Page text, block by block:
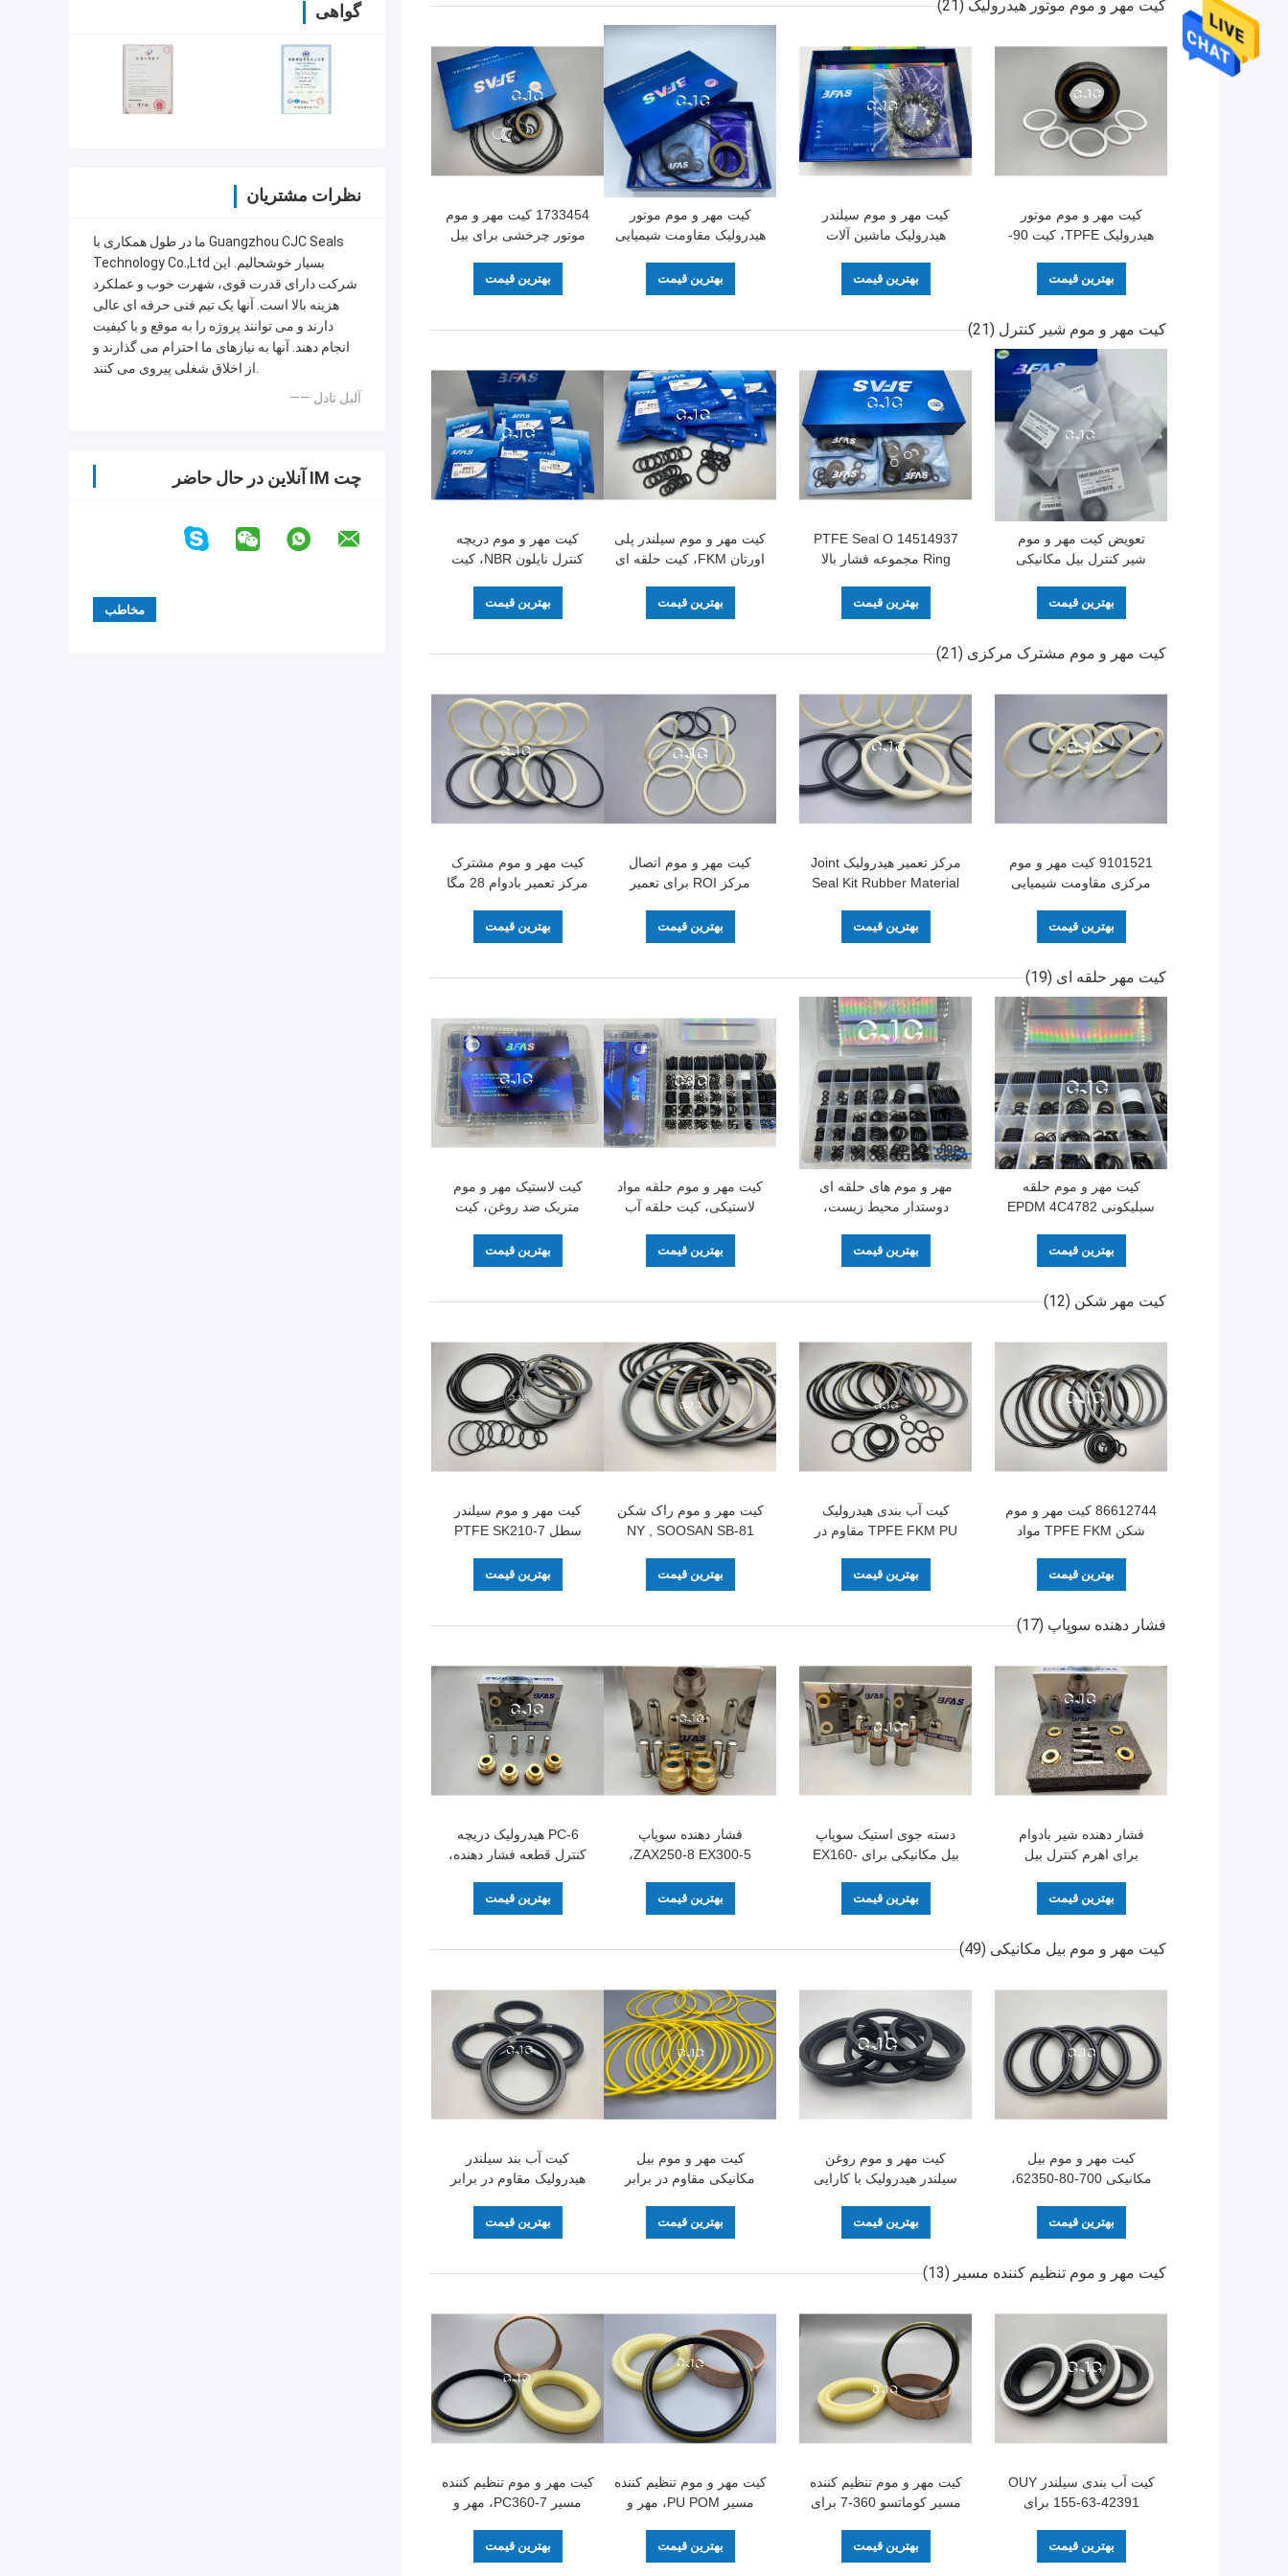
گواهی
نظرات مشتریان
ما در طول همکاری با Guangzhou CJC Seals
Technology Co.,Ltd بسیار خوشحالیم. این
شرکت دارای قدرت قوی، شهرت خوب و عملکرد
هزینه بالا است. آنها یک تیم فنی حرفه ای عالی
دارند و می توانند پروژه را به موقع و با کیفیت
انجام دهند. آنها به نیازهای ما احترام می گذارند و
از اخلاق شغلی پیروی می کنند.
—— آلبل تادل
چت IM آنلاین در حال حاضر
کیت مهر و موم موتور هیدرولیک (21)
کیت مهر و موم موتور
هیدرولیک TPFE، کیت 90-
بهترین قیمت
کیت مهر و موم سیلندر
هیدرولیک ماشین آلات
متر با مقاومت در برابر
حرارت روغن
بهترین قیمت
کیت مهر و موم موتور
هیدرولیک مقاومت شیمیایی
مکانیکی کوماتسو
بهترین قیمت
1733454 کیت مهر و موم
موتور چرخشی برای بیل
500 میلی متر
بهترین قیمت
کیت مهر و موم شیر کنترل (21)
تعویض کیت مهر و موم
شیر کنترل بیل مکانیکی
بهترین قیمت
14514937 PTFE Seal O
Ring مجموعه فشار بالا
بهترین قیمت
کیت مهر و موم سیلندر پلی
اورتان FKM، کیت حلقه ای
CAT 336D PC400-5
بهترین قیمت
کیت مهر و موم دریچه
کنترل نایلون NBR، کیت
CAT336D PC80-1
بهترین قیمت
کیت مهر و موم مشترک مرکزی (21)
9101521 کیت مهر و موم
مرکزی مقاومت شیمیایی
بهترین قیمت
مرکز تعمیر هیدرولیک Joint
Seal Kit Rubber Material
بهترین قیمت
کیت مهر و موم اتصال
مرکز ROI برای تعمیر
SK210-8SK210-8
بهترین قیمت
کیت مهر و موم مشترک
مرکز تعمیر بادوام 28 مگا
هیدرولیک SK100-3
بهترین قیمت
کیت مهر حلقه ای (19)
کیت مهر و موم حلقه
سیلیکونی EPDM 4C4782
برابر گرد و غبار روغن
بهترین قیمت
مهر و موم های حلقه ای
دوستدار محیط زیست،
3×OD 6MM تا ID 44×OD
51. 4MM
بهترین قیمت
کیت مهر و موم حلقه مواد
لاستیکی، کیت حلقه آب
Excavator
بهترین قیمت
کیت لاستیک مهر و موم
متریک ضد روغن، کیت
NBR با دقت بالا
بهترین قیمت
کیت مهر شکن (12)
86612744 کیت مهر و موم
شکن TPFE FKM مواد
بهترین قیمت
کیت آب بندی هیدرولیک
TPFE FKM PU مقاوم در
مکانیکی SOOSAN SB-81بهترین قیمت
کیت مهر و موم راک شکن
NY , SOOSAN SB-81
POM IRON
بهترین قیمت
کیت مهر و موم سیلندر
سطل PTFE SK210-7
مکانیکی SOOSAN SB-81بهترین قیمت
فشار دهنده سوپاپ (17)
فشار دهنده شیر بادوام
برای اهرم کنترل بیل
بهترین قیمت
دسته جوی استیک سوپاپ
بیل مکانیکی برای EX160-
بهترین قیمت
فشار دهنده سوپاپ
ZAX250-8 EX300-5،
هیدرولیک R-7
بهترین قیمت
PC-6 هیدرولیک دریچه
کنترل قطعه فشار دهنده،
فولادی برای دسته
بهترین قیمت
کیت مهر و موم بیل مکانیکی (49)
کیت مهر و موم بیل
مکانیکی 700-80-62350،
O مواد FKM
بهترین قیمت
کیت مهر و موم روغن
سیلندر هیدرولیک با کارایی
ساحل 40MPa
بهترین قیمت
کیت مهر و موم بیل
مکانیکی مقاوم در برابر
قطر 135X3mm
بهترین قیمت
کیت آب بند سیلندر
هیدرولیک مقاوم در برابر
11180 مواد PTFE NBRبهترین قیمت
کیت مهر و موم تنظیم کننده مسیر (13)
کیت آب بندی سیلندر OUY
155-63-42391 برای
مکانیکی EC210B
بهترین قیمت
کیت مهر و موم تنظیم کننده
مسیر کوماتسو 360-7 برای
PC50UU
بهترین قیمت
کیت مهر و موم تنظیم کننده
مسیر PU POM، مهر و
Komatsu 360-7
بهترین قیمت
کیت مهر و موم تنظیم کننده
مسیر PC360-7، مهر و
PTFE NBR PU
بهترین قیمت